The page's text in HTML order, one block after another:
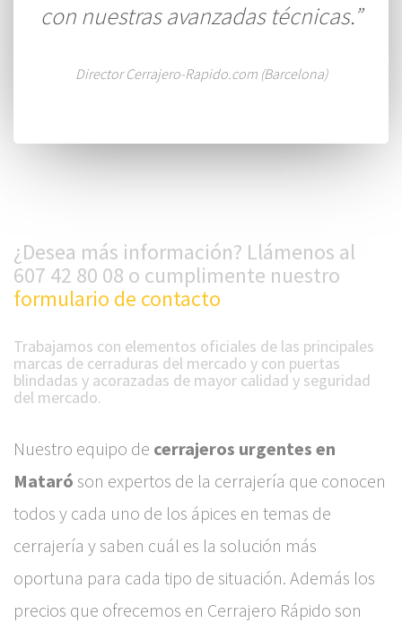
con nuestras avanzadas técnicas.”
Director Cerrajero-Rapido.com (Barcelona)
¿Desea más información? Llámenos al
607 42 80 08 o cumplimente nuestro
formulario de contacto
Trabajamos con elementos oficiales de las principales
marcas de cerraduras del mercado y con puertas
blindadas y acorazadas de mayor calidad y seguridad
del mercado.
Nuestro equipo de cerrajeros urgentes en
Mataró son expertos de la cerrajería que conocen
todos y cada uno de los ápices en temas de
cerrajería y saben cuál es la solución más
oportuna para cada tipo de situación. Además los
precios que ofrecemos en Cerrajero Rápido son